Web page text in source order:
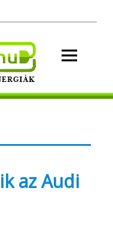
energiák.
az Audi